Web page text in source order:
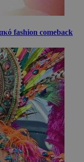
fashion comeback